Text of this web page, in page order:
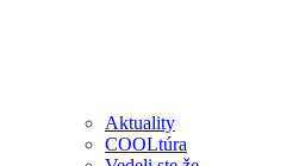
Aktuality
COOLtúra